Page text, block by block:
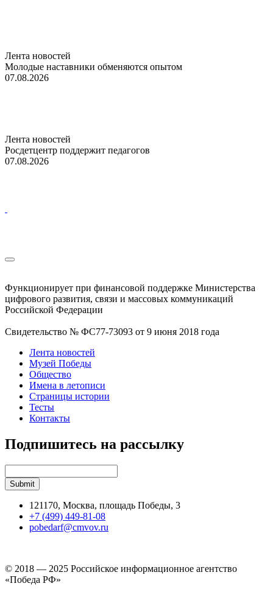
Лента новостей
Молодые наставники обменяются опытом
07.08.2026
Лента новостей
Росдетцентр поддержит педагогов
07.08.2026
Функционирует при финансовой поддержке Министерства
цифрового развития, связи и массовых коммуникаций
Российской Федерации
Свидетельство № ФС77-73093 от 9 июня 2018 года
Лента новостей
Музей Победы
Общество
Имена в летописи
Страницы истории
Тесты
Контакты
Подпишитесь на рассылку
121170, Москва, площадь Победы, 3
+7 (499) 449-81-08
pobedarf@cmvov.ru
© 2018 — 2025 Российское информационное агентство
«Победа РФ»